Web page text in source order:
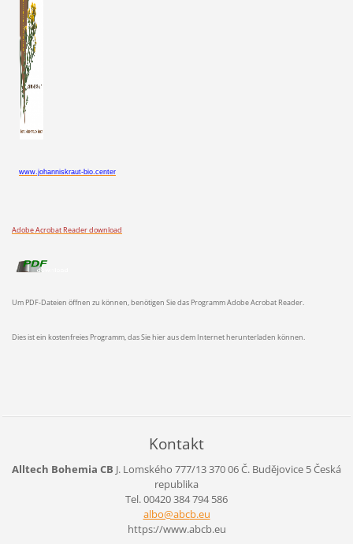
www.johanniskraut-bio.center
Adobe Acrobat Reader download
Um PDF-Dateien öffnen zu können, benötigen Sie das Programm Adobe Acrobat Reader.
Dies ist ein kostenfreies Programm, das Sie hier aus dem Internet herunterladen können.
Kontakt
Alltech Bohemia CB J. Lomského 777/13370 06 Č. Budějovice 5Česká
republika
Tel. 00420 384 794 586
albo@abcb.eu
https://www.abcb.eu